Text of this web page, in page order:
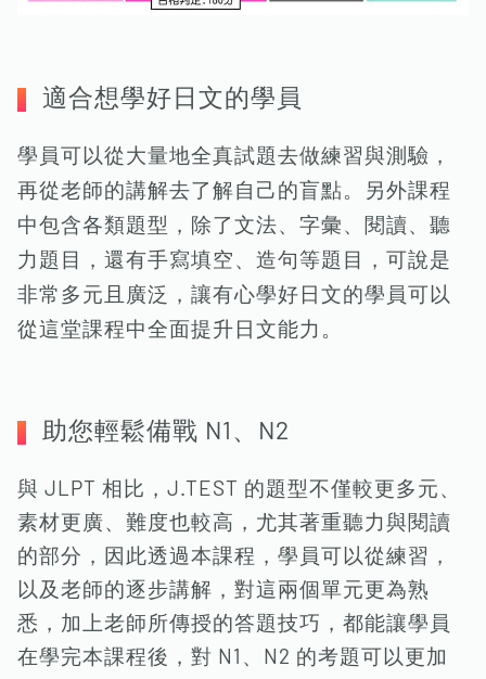
適合想學好日文的學員
學員可以從大量地全真試題去做練習與測驗，
再從老師的講解去了解自己的盲點。另外課程
中包含各類題型，除了文法、字彙、閱讀、聽
力題目，還有手寫填空、造句等題目，可說是
非常多元且廣泛，讓有心學好日文的學員可以
從這堂課程中全面提升日文能力。
助您輕鬆備戰 N1、N2
與 JLPT 相比，J.TEST 的題型不僅較更多元、
素材更廣、難度也較高，尤其著重聽力與閱讀
的部分，因此透過本課程，學員可以從練習，
以及老師的逐步講解，對這兩個單元更為熟
悉，加上老師所傳授的答題技巧，都能讓學員
在學完本課程後，對 N1、N2 的考題可以更加